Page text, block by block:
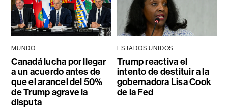
MUNDO
Canadá lucha por llegar
a un acuerdo antes de
que el arancel del 50%
de Trump agrave la
disputa
ESTADOS UNIDOS
Trump reactiva el
intento de destituir a la
gobernadora Lisa Cook
de la Fed